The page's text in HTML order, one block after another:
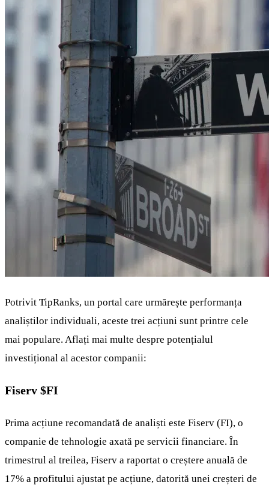
Potrivit TipRanks, un portal care urmărește performanța
analiștilor individuali, aceste trei acțiuni sunt printre cele
mai populare. Aflați mai multe despre potențialul
investițional al acestor companii:
Fiserv $FI
Prima acțiune recomandată de analiști este Fiserv (FI), o
companie de tehnologie axată pe servicii financiare. În
trimestrul al treilea, Fiserv a raportat o creștere anuală de
17% a profitului ajustat pe acțiune, datorită unei creșteri de